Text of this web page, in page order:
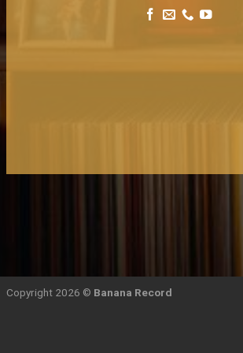
Copyright 2026 © Banana Record